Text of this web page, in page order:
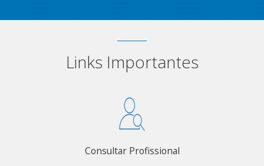
Links Importantes
Consultar Profissional